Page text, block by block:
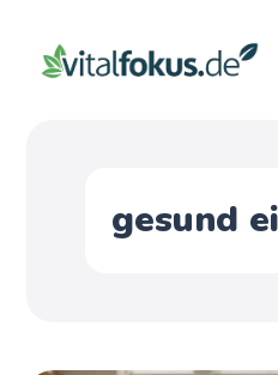
gesund